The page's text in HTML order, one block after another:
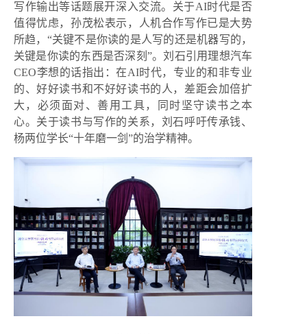
写作输出等话题展开深入交流。关于AI时代是否
值得忧虑，孙茂松表示，人机合作写作已是大势
所趋，“关键不是你读的是人写的还是机器写的，
关键是你读的东西是否深刻”。刘石引用理想汽车
CEO李想的话指出：在AI时代，专业的和非专业
的、好好读书和不好好读书的人，差距会加倍扩
大，必须面对、善用工具，同时坚守读书之本
心。关于读书与写作的关系，刘石呼吁传承钱、
杨两位学长“十年磨一剑”的治学精神。